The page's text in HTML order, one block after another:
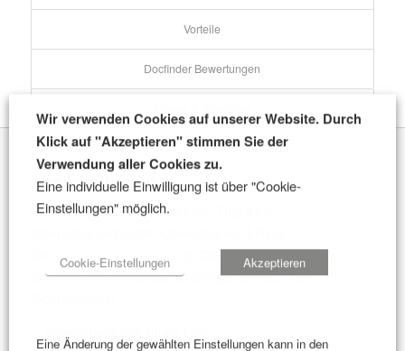
Vorteile
Docfinder Bewertungen
Ähnliche Produkte
Wir verwenden Cookies auf unserer Website. Durch
Klick auf "Akzeptieren" stimmen Sie der
Verwendung aller Cookies zu.
Eine individuelle Einwilligung ist über "Cookie-
Einstellungen" möglich.
Cookie-Einstellungen Akzeptieren
Eine Änderung der gewählten Einstellungen kann in den